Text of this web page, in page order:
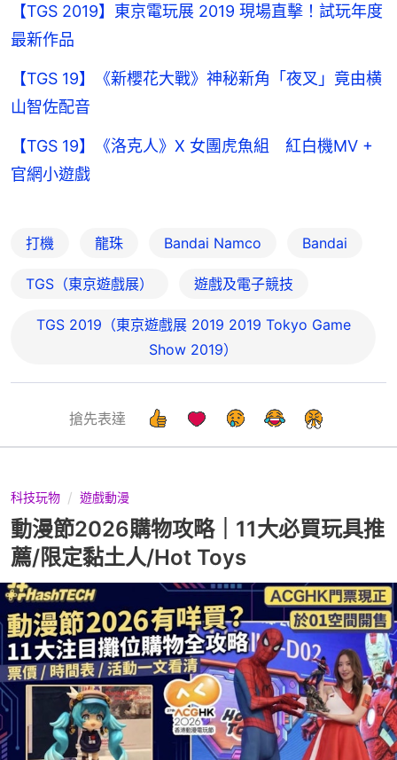
【TGS 2019】東京電玩展 2019 現場直擊！試玩年度
最新作品
【TGS 19】《新櫻花大戰》神秘新角「夜叉」竟由横
山智佐配音
【TGS 19】《洛克人》X 女團虎魚組 紅白機MV +
官網小遊戲
打機 龍珠 Bandai Namco Bandai
TGS（東京遊戲展） 遊戲及電子競技
TGS 2019（東京遊戲展 2019 2019 Tokyo Game
Show 2019）
搶先表達
科技玩物 遊戲動漫
動漫節2026購物攻略｜11大必買玩具推
薦/限定黏土人/Hot Toys